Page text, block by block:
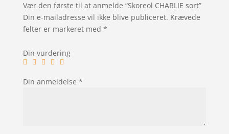
Vær den første til at anmelde “Skoreol CHARLIE sort”
Din e-mailadresse vil ikke blive publiceret. Krævede
felter er markeret med *
Din vurdering
Din anmeldelse *